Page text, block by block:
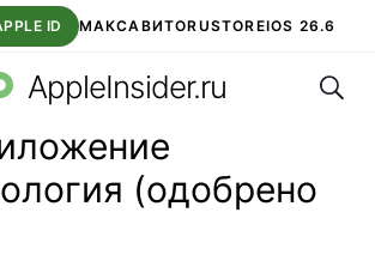
ID МАКСАВИТОRUSTOREIOS 26.6
ВТБ ОНЛАЙН ЧАТ В ROBLOX
AppleInsider.ru
(одобрено